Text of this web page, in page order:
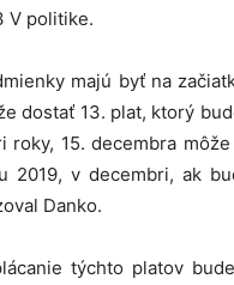
V politike.
majú byť na
dostať 13. plat, ktorý
roky, 15. decembra
2019, v decembri, ak
Danko.
týchto platov